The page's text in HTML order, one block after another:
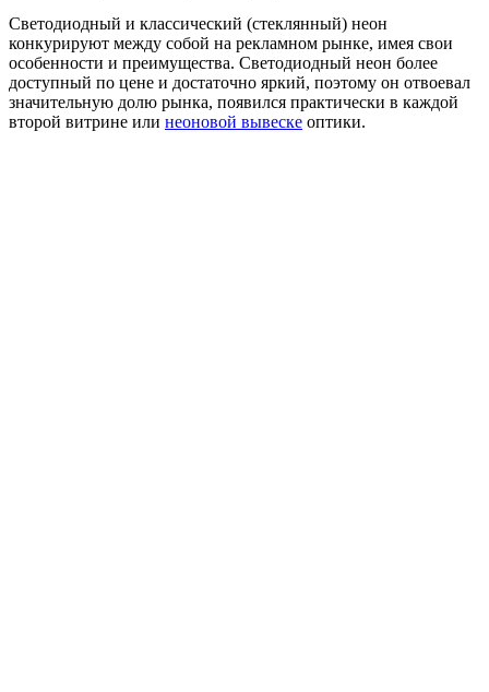
Светодиодный и классический (стеклянный) неон
конкурируют между собой на рекламном рынке, имея свои
особенности и преимущества. Светодиодный неон более
доступный по цене и достаточно яркий, поэтому он отвоевал
значительную долю рынка, появился практически в каждой
второй витрине или неоновой вывеске оптики.